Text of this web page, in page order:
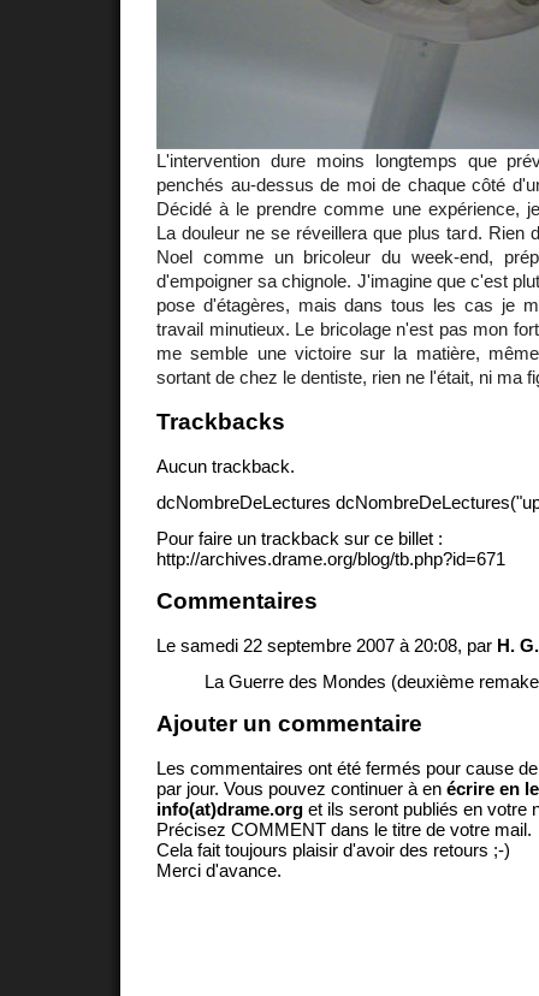
L'intervention dure moins longtemps que
penchés au-dessus de moi de chaque côté
Décidé à le prendre comme une expérience,
La douleur ne se réveillera que plus tard. Rien
Noel comme un bricoleur du week-end,
d'empoigner sa chignole. J'imagine que c'est
pose d'étagères, mais dans tous les cas je
travail minutieux. Le bricolage n'est pas mon
me semble une victoire sur la matière,
sortant de chez le dentiste, rien ne l'était, ni ma
Trackbacks
Aucun trackback.
dcNombreDeLectures
Pour faire un trackback sur ce billet :
http://archives.drame.org/blog/tb.php?id=671
Commentaires
Le samedi 22 septembre 2007 à 20:08, par H.
La Guerre des Mondes (deuxième
Ajouter un commentaire
Les commentaires ont été fermés pour cause
par jour. Vous pouvez continuer à en écrire en
info(at)drame.org et ils seront publiés en votre
Précisez COMMENT dans le titre de votre mail.
Cela fait toujours plaisir d'avoir des retours ;-)
Merci d'avance.